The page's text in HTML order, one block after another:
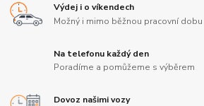
Výdej i o víkendech
Možný i mimo běžnou pracovní dobu
Na telefonu každý den
Poradíme a pomůžeme s výběrem
Dovoz našimi vozy